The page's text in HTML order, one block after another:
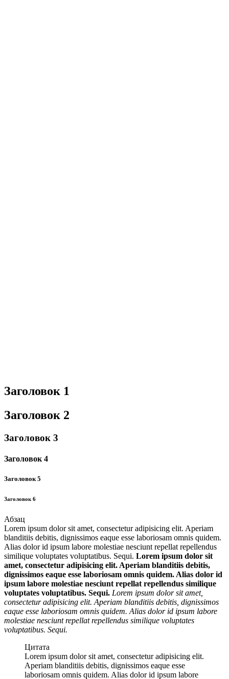
Заголовок 1
Заголовок 2
Заголовок 3
Заголовок 4
Заголовок 5
Заголовок 6
Абзац
Lorem ipsum dolor sit amet, consectetur adipisicing elit. Aperiam
blanditiis debitis, dignissimos eaque esse laboriosam omnis quidem.
Alias dolor id ipsum labore molestiae nesciunt repellat repellendus
similique voluptates voluptatibus. Sequi. Lorem ipsum dolor sit
amet, consectetur adipisicing elit. Aperiam blanditiis debitis,
dignissimos eaque esse laboriosam omnis quidem. Alias dolor id
ipsum labore molestiae nesciunt repellat repellendus similique
voluptates voluptatibus. Sequi. Lorem ipsum dolor sit amet,
consectetur adipisicing elit. Aperiam blanditiis debitis, dignissimos
eaque esse laboriosam omnis quidem. Alias dolor id ipsum labore
molestiae nesciunt repellat repellendus similique voluptates
voluptatibus. Sequi.
Цитата
Lorem ipsum dolor sit amet, consectetur adipisicing elit.
Aperiam blanditiis debitis, dignissimos eaque esse
laboriosam omnis quidem. Alias dolor id ipsum labore